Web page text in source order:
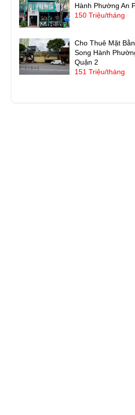
Hành Phường An
150 Triệu/tháng
Cho Thuê Mặt
Song Hành
Quận 2
151 Triệu/tháng